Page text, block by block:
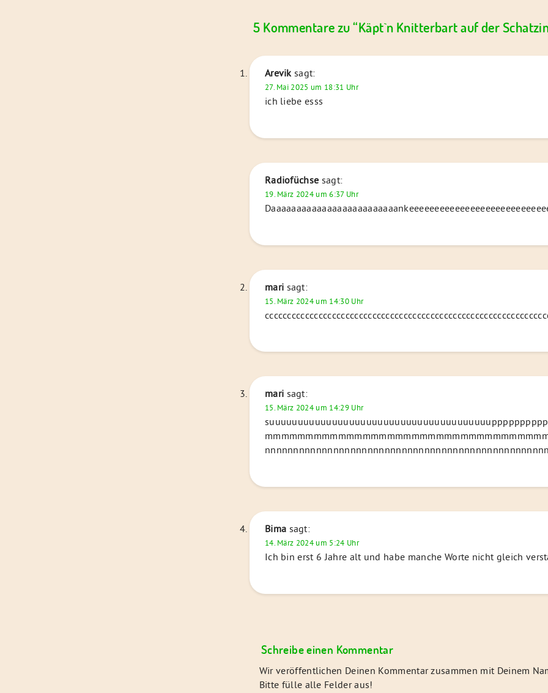
5 Kommentare zu “Käpt`n Knitterbart auf der
Arevik sagt:
27. Mai 2025 um 18:31 Uhr
ich liebe esss
Radiofüchse sagt:
19. März 2024 um 6:37 Uhr
mari sagt:
15. März 2024 um 14:30 Uhr
mari sagt:
15. März 2024 um 14:29 Uhr
Bima sagt:
14. März 2024 um 5:24 Uhr
Ich bin erst 6 Jahre alt und habe manche Worte nicht gleich
Schreibe einen Kommentar
Wir veröffentlichen Deinen Kommentar zusammen mit Deinem
Bitte fülle alle Felder aus!